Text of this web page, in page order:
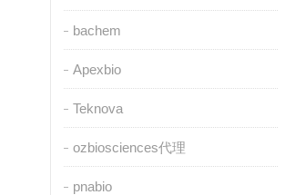
bachem
Apexbio
Teknova
ozbiosciences代理
pnabio